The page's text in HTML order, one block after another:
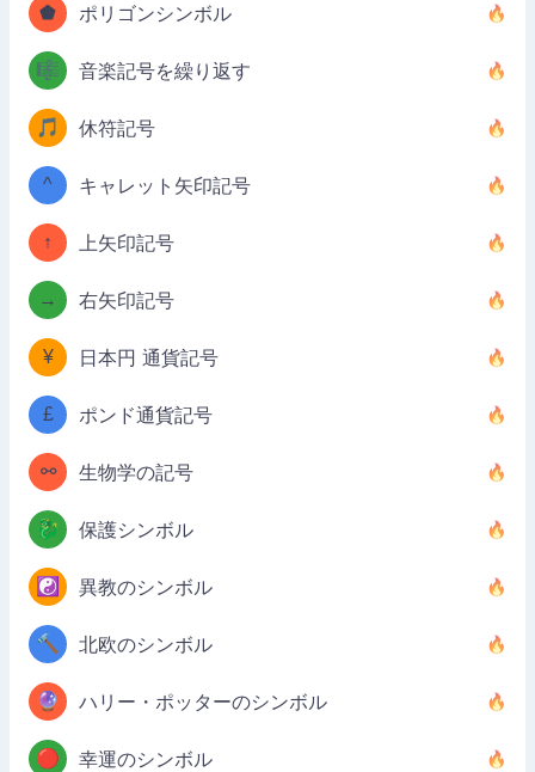
⬟ ポリゴンシンボル
🎼 音楽記号を繰り返す
🎵 休符記号
^ キャレット矢印記号
↑ 上矢印記号
→ 右矢印記号
¥ 日本円 通貨記号
£ ポンド通貨記号
⚯ 生物学の記号
🐉 保護シンボル
☯️ 異教のシンボル
🔨 北欧のシンボル
🔮 ハリー・ポッターのシンボル
🔴 幸運のシンボル